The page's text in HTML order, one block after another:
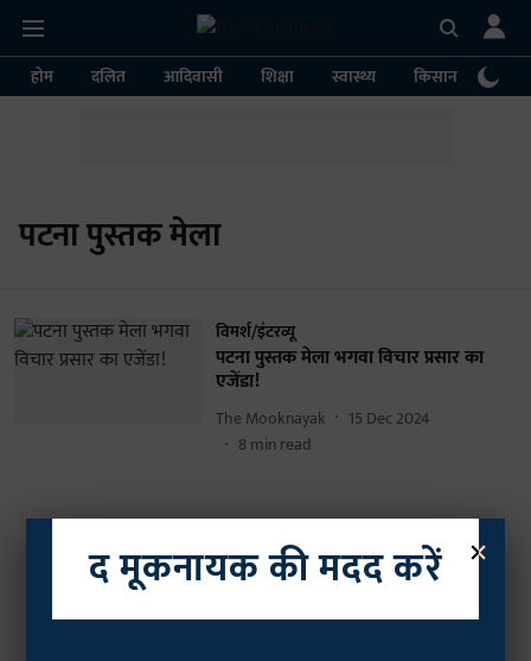
होम दलित आदिवासी शिक्षा स्वास्थ्य किसान
पटना पुस्तक मेला
विमर्श/इंटरव्यू
पटना पुस्तक मेला भगवा विचार प्रसार का
एजेंडा!
The Mooknayak
15 Dec 2024
8 min read
×
द मूकनायक की मदद करें